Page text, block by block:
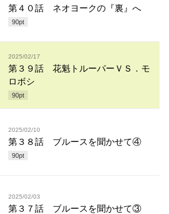
第４０話 ネオヨークの『裏』へ
90pt
2025/02/17
第３９話 花魁トルーパーＶＳ．モ
ロボシ
90pt
2025/02/10
第３８話 ブルースを聞かせて④
90pt
2025/02/03
第３７話 ブルースを聞かせて③